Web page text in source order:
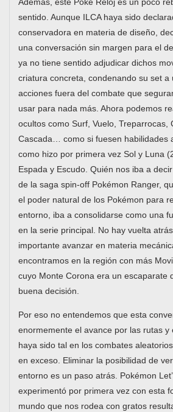
sentido. Aunque ILCA haya sido
conservadora en materia de diseño,
una conversación sin margen para el
ya no tiene sentido adjudicar dichos
criatura concreta, condenando su set a
acciones fuera del combate que
usar para nada más. Ahora podemos
ocultos como Surf, Vuelo, Treparrocas,
Cascada… como si fuesen habilidades
como hizo por primera vez Sol y Luna
Espada y Escudo. Quién nos iba a
de la saga spin-off Pokémon Ranger,
el poder natural de los Pokémon para
entorno, iba a consolidarse como una
en la serie principal. No hay vuelta
importante avanzar en materia
encontramos en la región con más
cuyo Monte Corona era un escaparate
buena decisión.
Por eso no entendemos que esta
enormemente el avance por las rutas y
haya sido tal en los combates
en exceso. Eliminar la posibilidad de
entorno es un paso atrás. Pokémon
experimentó por primera vez con esta
mundo que nos rodea con gratos